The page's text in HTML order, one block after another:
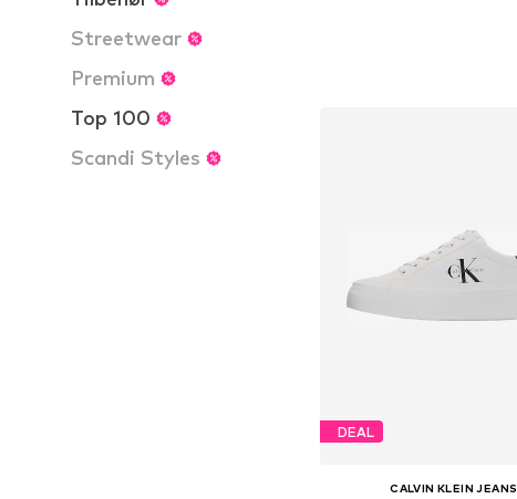
Streetwear
Premium
Top 100
Scandi Styles
DEAL
CALVIN KLEIN JEANS